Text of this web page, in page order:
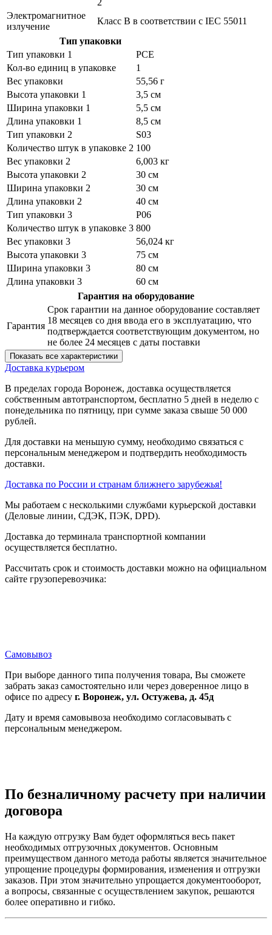
Электромагнитное
излучение
Класс B в соответствии с IEC 55011
Тип упаковки
Тип упаковки 1
PCE
Кол-во единиц в упаковке
1
Вес упаковки
55,56 г
Высота упаковки 1
3,5 см
Ширина упаковки 1
5,5 см
Длина упаковки 1
8,5 см
Тип упаковки 2
S03
Количество штук в упаковке 2 100
Вес упаковки 2
6,003 кг
Высота упаковки 2
30 см
Ширина упаковки 2
30 см
Длина упаковки 2
40 см
Тип упаковки 3
P06
Количество штук в упаковке 3 800
Вес упаковки 3
56,024 кг
Высота упаковки 3
75 см
Ширина упаковки 3
80 см
Длина упаковки 3
60 см
Гарантия на оборудование
Гарантия
Срок гарантии на данное оборудование составляет
18 месяцев со дня ввода его в эксплуатацию, что
подтверждается соответствующим документом, но
не более 24 месяцев с даты поставки
Показать все характеристики
Доставка курьером
В пределах города Воронеж, доставка осуществляется
собственным автотранспортом, бесплатно 5 дней в неделю с
понедельника по пятницу, при сумме заказа свыше 50 000
рублей.
Для доставки на меньшую сумму, необходимо связаться с
персональным менеджером и подтвердить необходимость
доставки.
Доставка по России и странам ближнего зарубежья!
Мы работаем с несколькими службами курьерской доставки
(Деловые линии, СДЭК, ПЭК, DPD).
Доставка до терминала транспортной компании
осуществляется бесплатно.
Рассчитать срок и стоимость доставки можно на официальном
сайте грузоперевозчика:
Самовывоз
При выборе данного типа получения товара, Вы сможете
забрать заказ самостоятельно или через доверенное лицо в
офисе по адресу г. Воронеж, ул. Остужева, д. 45д
Дату и время самовывоза необходимо согласовывать с
персональным менеджером.
По безналичному расчету при наличии
договора
На каждую отгрузку Вам будет оформляться весь пакет
необходимых отгрузочных документов. Основным
преимуществом данного метода работы является значительное
упрощение процедуры формирования, изменения и отгрузки
заказов. При этом значительно упрощается документооборот,
а вопросы, связанные с осуществлением закупок, решаются
более оперативно и гибко.